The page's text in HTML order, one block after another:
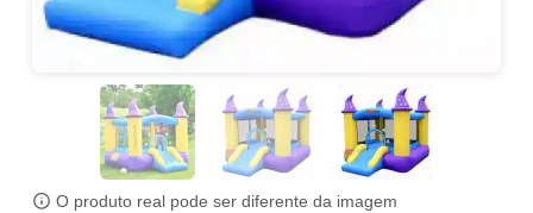
O produto real pode ser diferente da imagem